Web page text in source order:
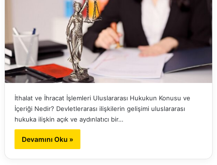
İthalat ve İhracat İşlemleri Uluslararası Hukukun Konusu ve
İçeriği Nedir? Devletlerarası ilişkilerin gelişimi uluslararası
hukuka ilişkin açık ve aydınlatıcı bir…
Devamını Oku »